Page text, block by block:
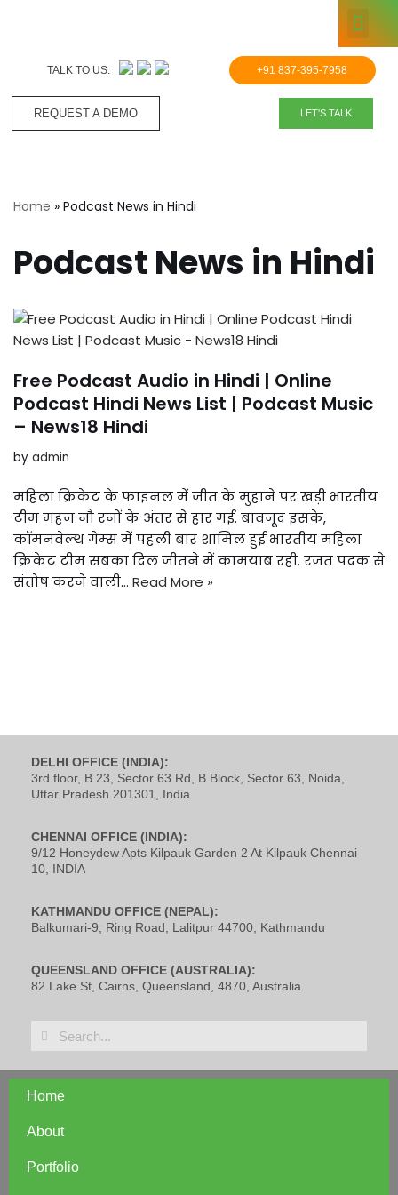
TALK TO US: +91 837-395-7958
REQUEST A DEMO​ LET'S TALK
Home » Podcast News in Hindi
Podcast News in Hindi
Free Podcast Audio in Hindi | Online
Podcast Hindi News List | Podcast Music
– News18 Hindi
by admin
महिला क्रिकेट के फाइनल में जीत के मुहाने पर खड़ी भारतीय
टीम महज नौ रनों के अंतर से हार गई. बावजूद इसके,
कॉमनवेल्‍थ गेम्‍स में पहली बार शामिल हुई भारतीय महिला
क्रिकेट टीम सबका दिल जीतने में कामयाब रही. रजत पदक से
संतोष करने वाली… Read More »
DELHI OFFICE (INDIA):
3rd floor, B 23, Sector 63 Rd, B Block, Sector 63, Noida,
Uttar Pradesh 201301, India
CHENNAI OFFICE (INDIA):
9/12 Honeydew Apts Kilpauk Garden 2 At Kilpauk Chennai
10, INDIA
KATHMANDU OFFICE (NEPAL):
Balkumari-9, Ring Road, Lalitpur 44700, Kathmandu
QUEENSLAND OFFICE (AUSTRALIA):
82 Lake St, Cairns, Queensland, 4870, Australia
Home
About
Portfolio